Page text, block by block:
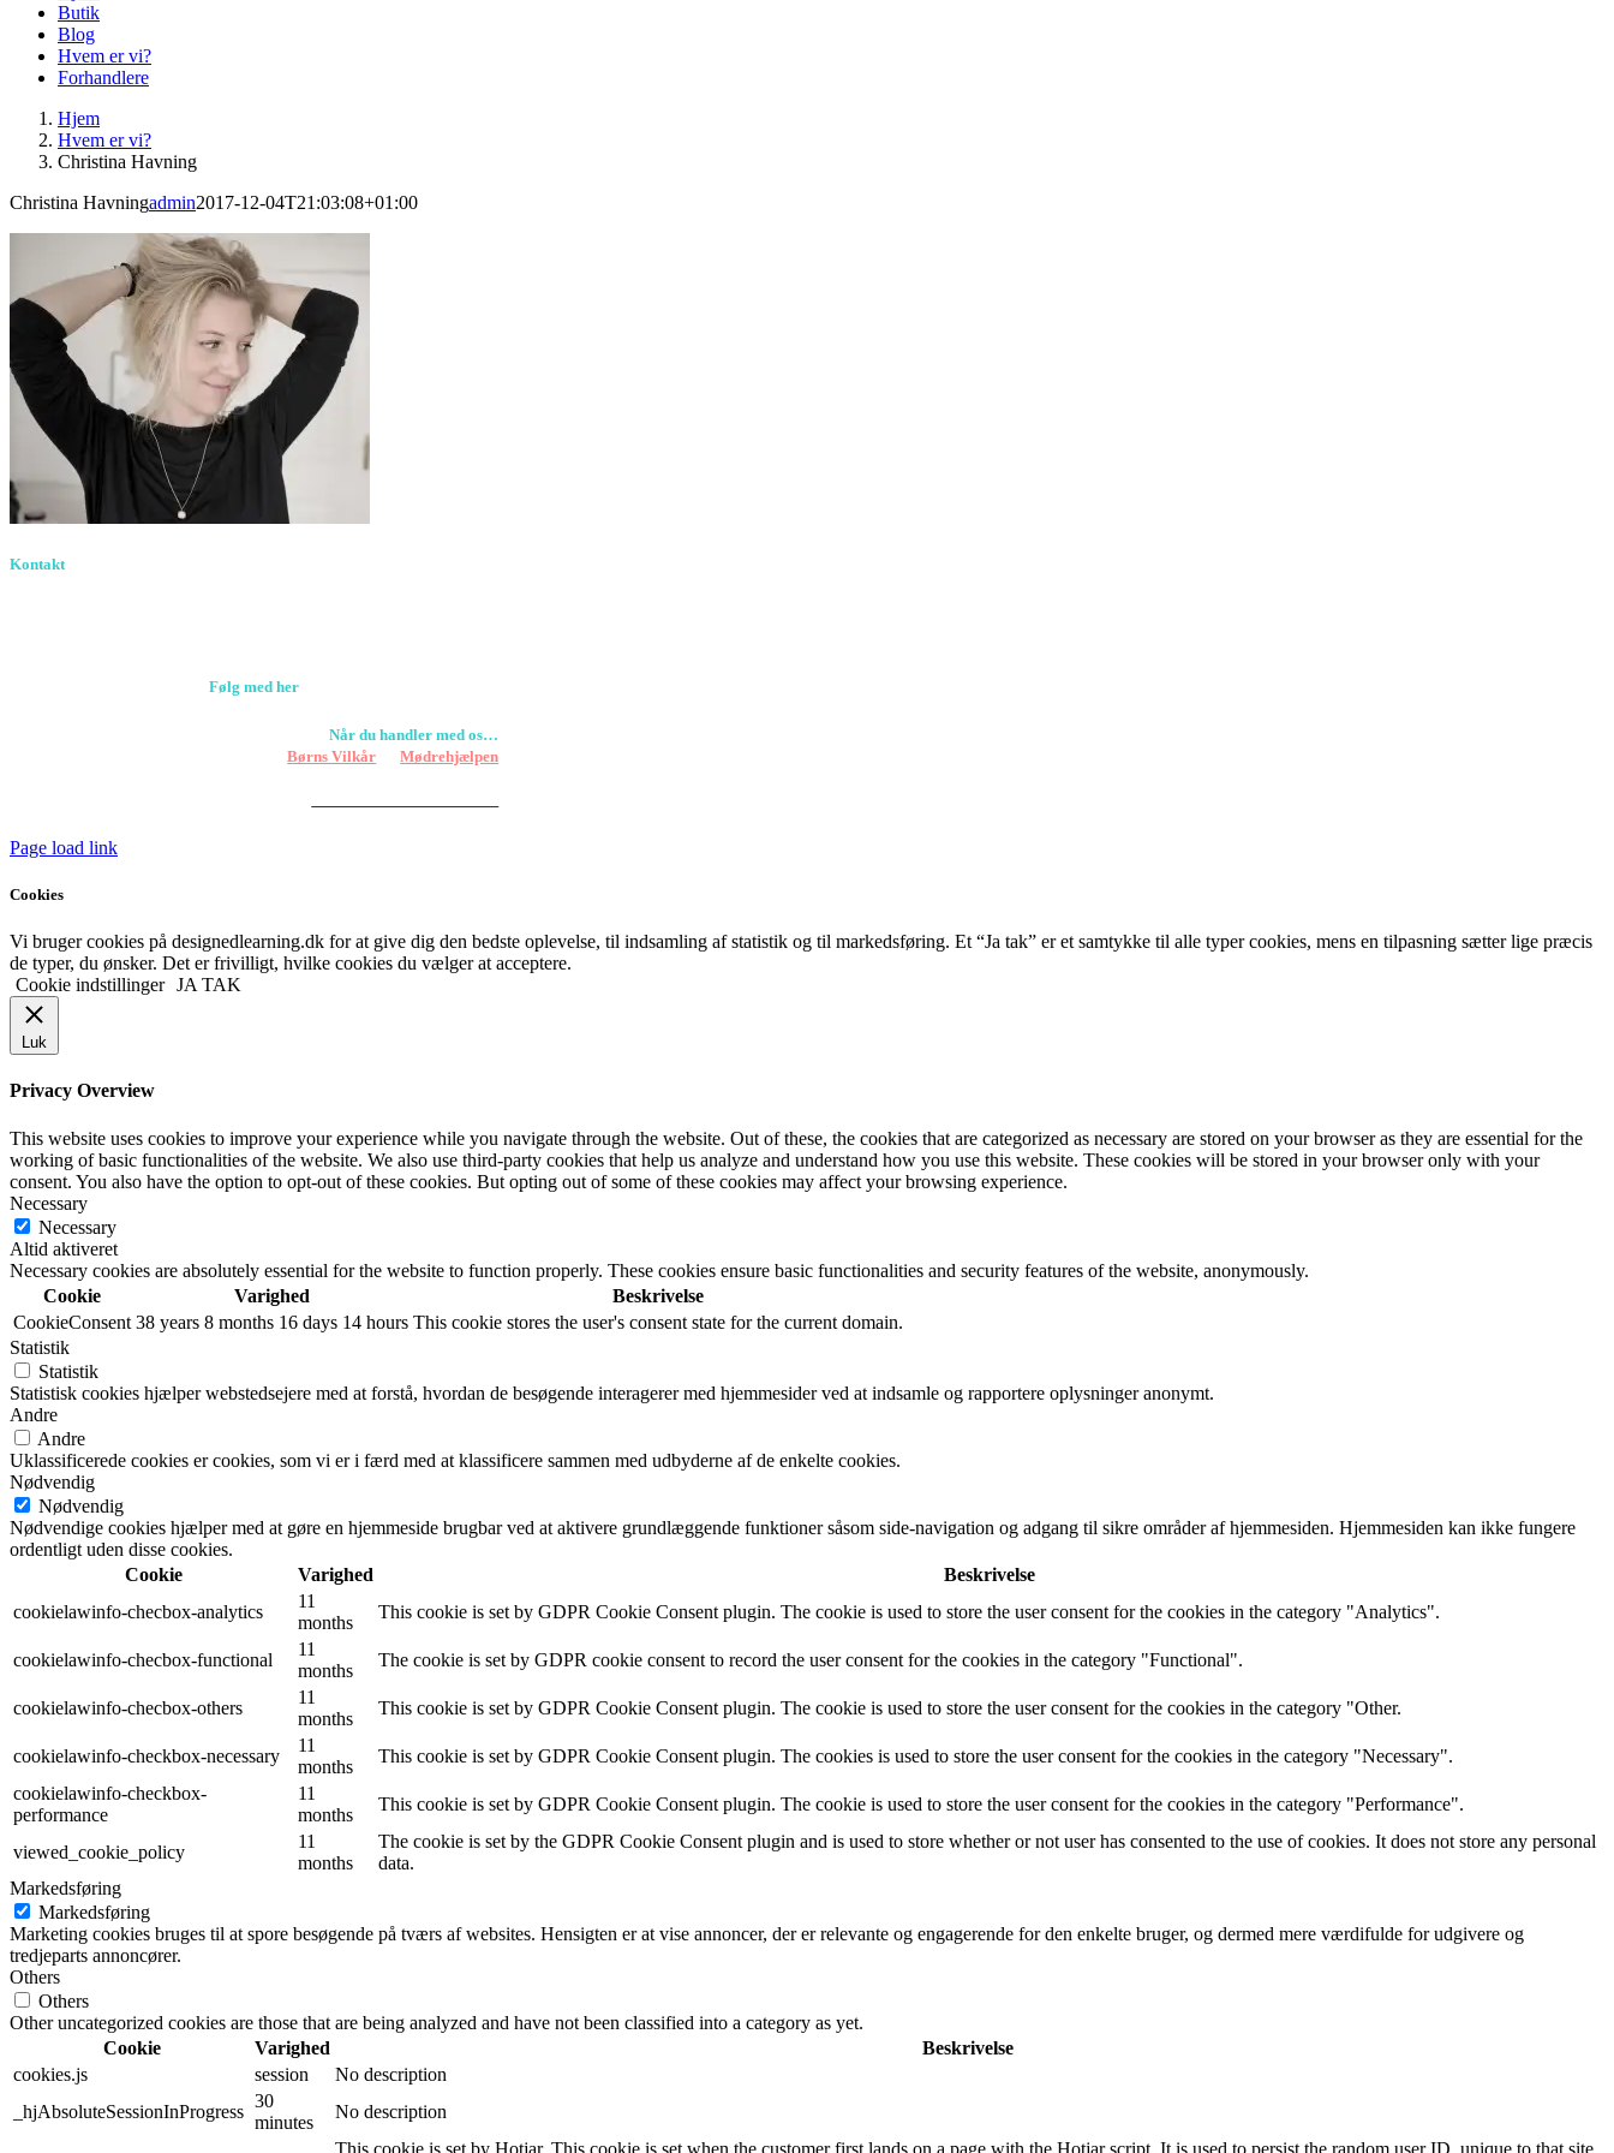
Butik
Blog
Hvem er vi?
Forhandlere
Hjem
Hvem er vi?
Christina Havning
Christina Havningadmin2017-12-04T21:03:08+01:00
Kontakt
Følg med her
Når du handler med os…
Støtter viBørns Vilkår ogMødrehjælpen
Page load link
Cookies
Vi bruger cookies på designedlearning.dk for at give dig den bedste oplevelse, til indsamling af statistik og til markedsføring. Et “Ja tak” er et samtykke til alle typer cookies, mens en tilpasning sætter lige præcis
de typer, du ønsker. Det er frivilligt, hvilke cookies du vælger at acceptere.
Cookie indstillinger JA TAK
Luk
Privacy Overview
This website uses cookies to improve your experience while you navigate through the website. Out of these, the cookies that are categorized as necessary are stored on your browser as they are essential for the
working of basic functionalities of the website. We also use third-party cookies that help us analyze and understand how you use this website. These cookies will be stored in your browser only with your
consent. You also have the option to opt-out of these cookies. But opting out of some of these cookies may affect your browsing experience.
Necessary
Necessary
Altid aktiveret
Necessary cookies are absolutely essential for the website to function properly. These cookies ensure basic functionalities and security features of the website, anonymously.
Cookie
Varighed
Beskrivelse
CookieConsent 38 years 8 months 16 days 14 hours This cookie stores the user's consent state for the current domain.
Statistik
Statistik
Statistisk cookies hjælper webstedsejere med at forstå, hvordan de besøgende interagerer med hjemmesider ved at indsamle og rapportere oplysninger anonymt.
Andre
Andre
Uklassificerede cookies er cookies, som vi er i færd med at klassificere sammen med udbyderne af de enkelte cookies.
Nødvendig
Nødvendig
Nødvendige cookies hjælper med at gøre en hjemmeside brugbar ved at aktivere grundlæggende funktioner såsom side-navigation og adgang til sikre områder af hjemmesiden. Hjemmesiden kan ikke fungere
ordentligt uden disse cookies.
Cookie
Varighed
Beskrivelse
cookielawinfo-checbox-analytics
11
months
This cookie is set by GDPR Cookie Consent plugin. The cookie is used to store the user consent for the cookies in the category "Analytics".
cookielawinfo-checbox-functional
11
months
The cookie is set by GDPR cookie consent to record the user consent for the cookies in the category "Functional".
cookielawinfo-checbox-others
11
months
This cookie is set by GDPR Cookie Consent plugin. The cookie is used to store the user consent for the cookies in the category "Other.
cookielawinfo-checkbox-necessary
11
months
This cookie is set by GDPR Cookie Consent plugin. The cookies is used to store the user consent for the cookies in the category "Necessary".
cookielawinfo-checkbox-
performance
11
months
This cookie is set by GDPR Cookie Consent plugin. The cookie is used to store the user consent for the cookies in the category "Performance".
viewed_cookie_policy
11
months
The cookie is set by the GDPR Cookie Consent plugin and is used to store whether or not user has consented to the use of cookies. It does not store any personal
data.
Markedsføring
Markedsføring
Marketing cookies bruges til at spore besøgende på tværs af websites. Hensigten er at vise annoncer, der er relevante og engagerende for den enkelte bruger, og dermed mere værdifulde for udgivere og
tredjeparts annoncører.
Others
Others
Other uncategorized cookies are those that are being analyzed and have not been classified into a category as yet.
Cookie
Varighed
Beskrivelse
cookies.js
session
No description
_hjAbsoluteSessionInProgress
30
minutes
No description
This cookie is set by Hotjar. This cookie is set when the customer first lands on a page with the Hotjar script. It is used to persist the random user ID, unique to that site